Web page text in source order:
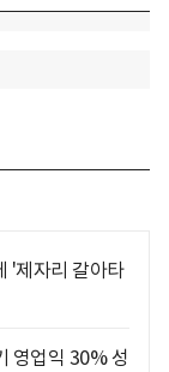
'제자리 갈아타
영업익 30% 성